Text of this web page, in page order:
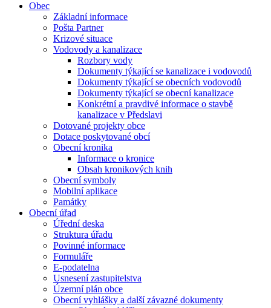
Obec
Základní informace
Pošta Partner
Krizové situace
Vodovody a kanalizace
Rozbory vody
Dokumenty týkající se kanalizace i vodovodů
Dokumenty týkající se obecních vodovodů
Dokumenty týkající se obecní kanalizace
Konkrétní a pravdivé informace o stavbě
kanalizace v Předslavi
Dotované projekty obce
Dotace poskytované obcí
Obecní kronika
Informace o kronice
Obsah kronikových knih
Obecní symboly
Mobilní aplikace
Památky
Obecní úřad
Úřední deska
Struktura úřadu
Povinné informace
Formuláře
E-podatelna
Usnesení zastupitelstva
Územní plán obce
Obecní vyhlášky a další závazné dokumenty